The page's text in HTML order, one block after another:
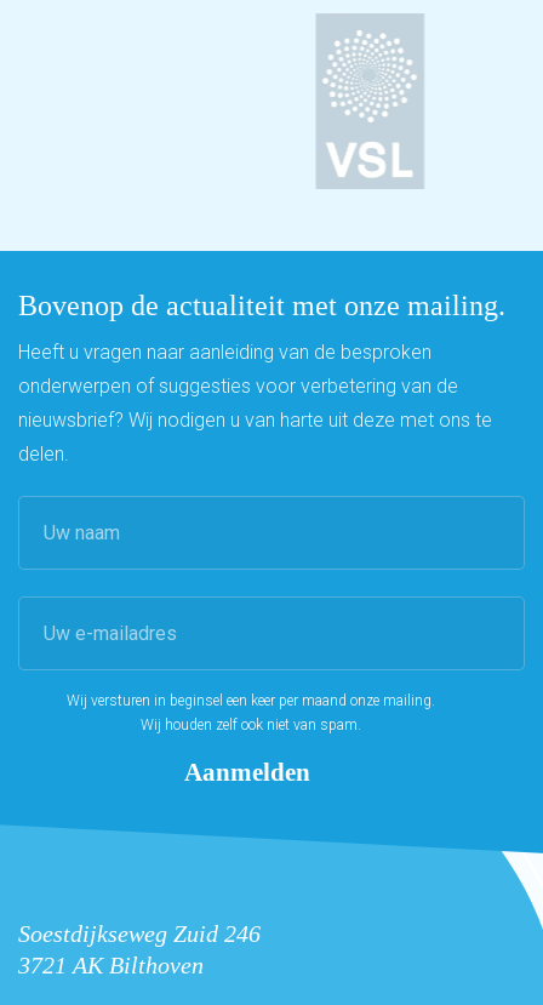
Bovenop de actualiteit met onze mailing.
Heeft u vragen naar aanleiding van de besproken
onderwerpen of suggesties voor verbetering van de
nieuwsbrief? Wij nodigen u van harte uit deze met ons te
delen.
Wij versturen in beginsel een keer per maand onze mailing.
Wij houden zelf ook niet van spam.
Soestdijkseweg Zuid 246
3721 AK Bilthoven